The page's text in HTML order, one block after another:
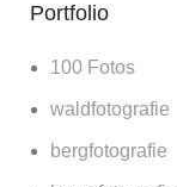
Portfolio
100 Fotos
waldfotografie
bergfotografie